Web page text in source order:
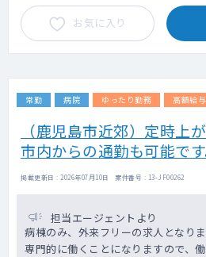
お気に入り
常勤 病院 ゆったり勤務 高額給与
（鹿児島市近郊）定時上
市内からの通勤も可能です
掲載更新日 : 2026年07月10日 案件番号 : 13-JF00262
担当エージェントより
病棟のみ、外来フリーの求人となり
専門的に働くことになりますので、